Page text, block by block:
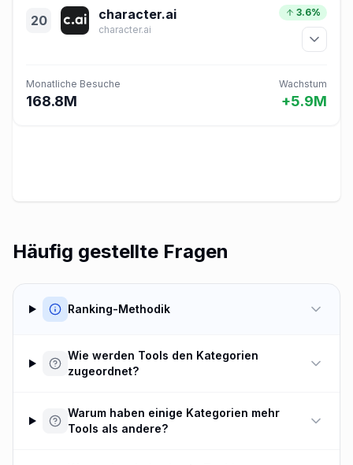
20 character.ai
character.ai
3.6%
Monatliche Besuche
168.8M
Wachstum
+5.9M
Häufig gestellte Fragen
Ranking-Methodik
Wie werden Tools den Kategorien
zugeordnet?
Warum haben einige Kategorien mehr
Tools als andere?